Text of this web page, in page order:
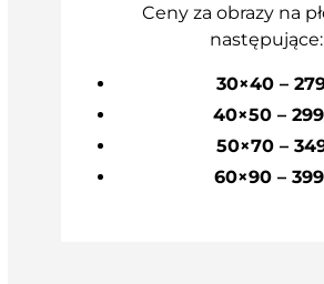
Ceny za obrazy na
następujące:
30×40 –
40×50 –
50×70 –
60×90 –